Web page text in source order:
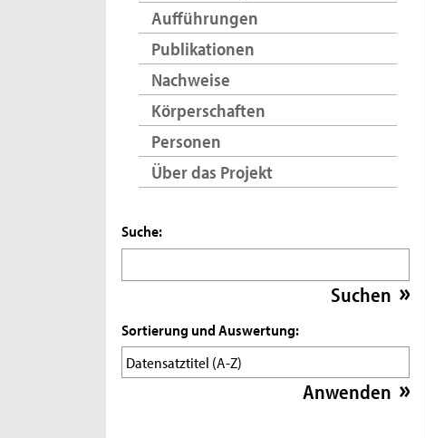
Aufführungen
Publikationen
Nachweise
Körperschaften
Personen
Über das Projekt
Suche:
Sortierung und Auswertung: